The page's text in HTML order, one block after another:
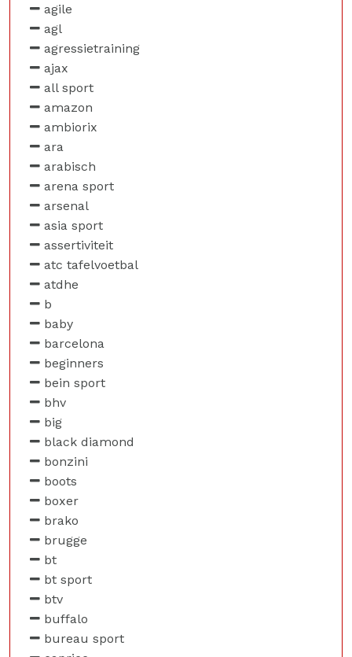
agile
agl
agressietraining
ajax
all sport
amazon
ambiorix
ara
arabisch
arena sport
arsenal
asia sport
assertiviteit
atc tafelvoetbal
atdhe
b
baby
barcelona
beginners
bein sport
bhv
big
black diamond
bonzini
boots
boxer
brako
brugge
bt
bt sport
btv
buffalo
bureau sport